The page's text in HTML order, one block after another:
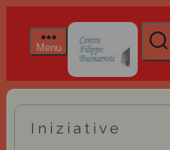
Menu
Iniziative